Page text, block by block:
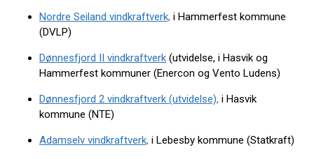
Nordre Seiland vindkraftverk, i Hammerfest kommune
(DVLP)
Dønnesfjord II vindkraftverk (utvidelse, i Hasvik og
Hammerfest kommuner (Enercon og Vento Ludens)
Dønnesfjord 2 vindkraftverk (utvidelse), i Hasvik
kommune (NTE)
Adamselv vindkraftverk, i Lebesby kommune (Statkraft)